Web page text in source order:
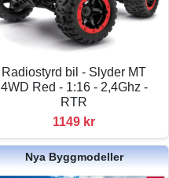
Radiostyrd bil - Slyder MT
4WD Red - 1:16 - 2,4Ghz -
RTR
1149 kr
Nya Byggmodeller